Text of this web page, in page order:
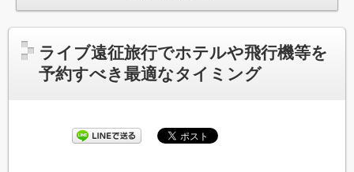
ライブ遠征旅行でホテルや飛行機等を
予約すべき最適なタイミング